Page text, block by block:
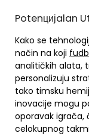
Potenцијalan
Kako se
način na koji
analitičkih alata,
personalizuju
tako timsku
inovacije mogu
oporavak igrača,
celokupnog